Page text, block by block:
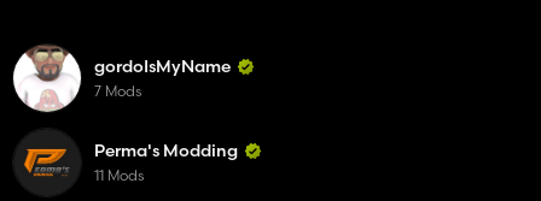
gordoIsMyName
7 Mods
Perma's Modding
11 Mods